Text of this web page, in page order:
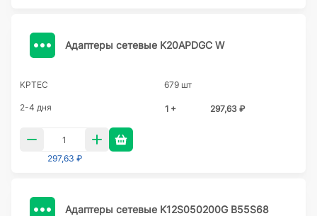
Адаптеры сетевые K20APDGC W
KPTEC 679 шт
2-4 дня 1 + 297,63 ₽
297,63 ₽
Адаптеры сетевые K12S050200G B55S68